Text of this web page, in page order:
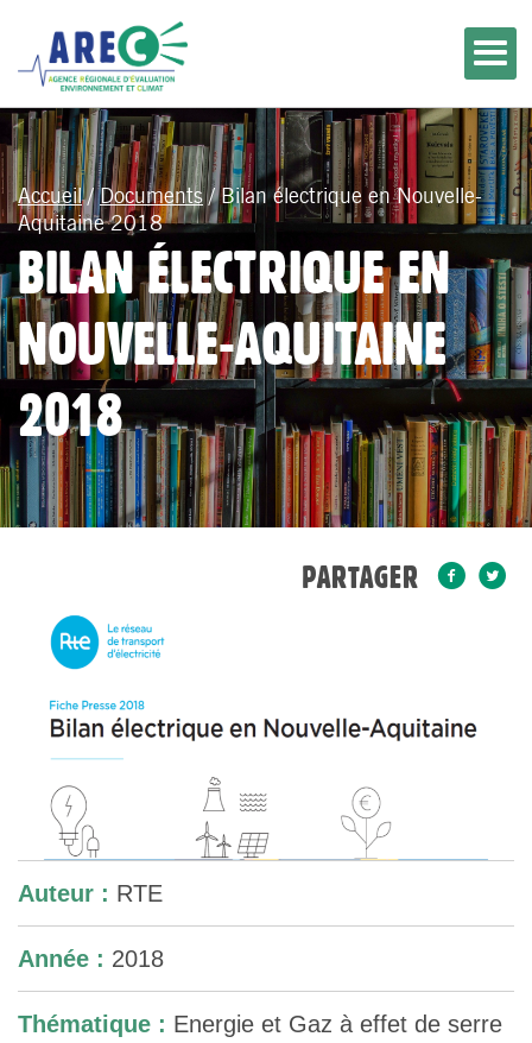
Accueil/Documents/Bilan électrique en Nouvelle-
Aquitaine 2018
BILAN ÉLECTRIQUE EN
NOUVELLE-AQUITAINE
2018
PARTAGER
Auteur : RTE
Année : 2018
Thématique : Energie et Gaz à effet de serre